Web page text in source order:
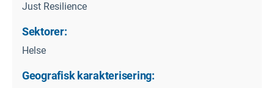
Just Resilience
Sektorer:
Helse
Geografisk karakterisering: